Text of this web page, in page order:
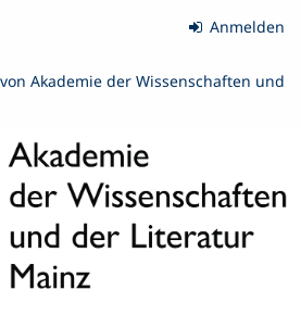
Anmelden
Akademie der Wissenschaften und